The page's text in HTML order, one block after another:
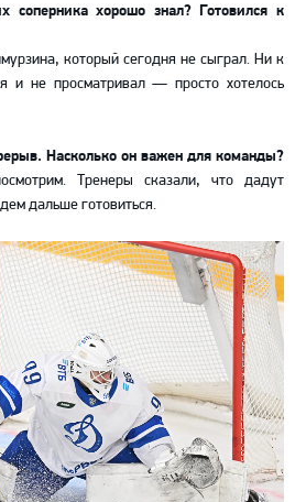
хорошо знал? Готовился к
который сегодня не сыграл. Ни к
и не просматривал — просто хотелось
Насколько он важен для команды?
Тренеры сказали, что дадут
дальше готовиться.